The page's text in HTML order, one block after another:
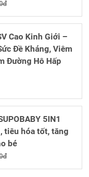
Cao Kinh Giới –
Đề Kháng, Viêm
Đường Hô Hấp
5IN1
tiêu hóa tốt, tăng
bé